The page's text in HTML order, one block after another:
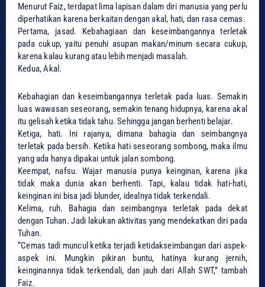
Menurut Faiz, terdapat lima lapisan dalam diri manusia yang perlu
diperhatikan karena berkaitan dengan akal, hati, dan rasa cemas.
Pertama, jasad. Kebahagiaan dan keseimbangannya terletak
pada cukup, yaitu penuhi asupan makan/minum secara cukup,
karena kalau kurang atau lebih menjadi masalah.
Kedua, Akal.
Kebahagian dan keseimbangannya terletak pada luas. Semakin
luas wawasan seseorang, semakin tenang hidupnya, karena akal
itu gelisah ketika tidak tahu. Sehingga jangan berhenti belajar.
Ketiga, hati. Ini rajanya, dimana bahagia dan seimbangnya
terletak pada bersih. Ketika hati seseorang sombong, maka ilmu
yang ada hanya dipakai untuk jalan sombong.
Keempat, nafsu. Wajar manusia punya keinginan, karena jika
tidak maka dunia akan berhenti. Tapi, kalau tidak hati-hati,
keinginan ini bisa jadi blunder, idealnya tidak terkendali.
Kelima, ruh. Bahagia dan seimbangnya terletak pada dekat
dengan Tuhan. Jadi lakukan aktivitas yang mendekatkan diri pada
Tuhan.
“Cemas tadi muncul ketika terjadi ketidakseimbangan dari aspek-
aspek ini. Mungkin pikiran buntu, hatinya kurang jernih,
keinginannya tidak terkendali, dan jauh dari Allah SWT,” tambah
Faiz.